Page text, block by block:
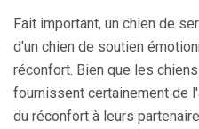
Fait important, un chien de
d'un chien de soutien
réconfort. Bien que les
fournissent certainement de
du réconfort à leurs